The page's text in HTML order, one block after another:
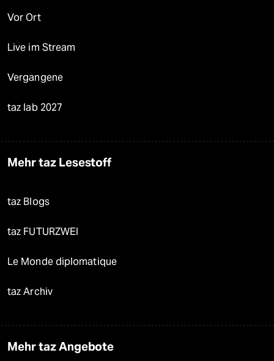
Vor Ort
Live im Stream
Vergangene
taz lab 2027
Mehr taz Lesestoff
taz Blogs
taz FUTURZWEI
Le Monde diplomatique
taz Archiv
Mehr taz Angebote